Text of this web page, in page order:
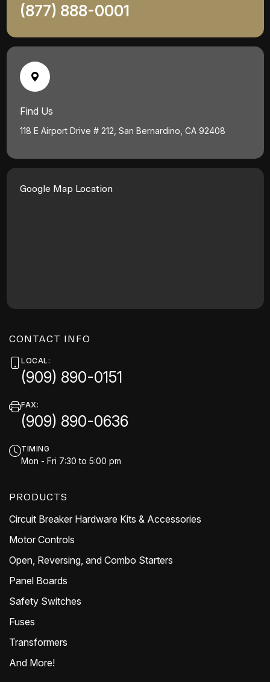
(877) 888-0001
Find Us
118 E Airport Drive # 212, San Bernardino, CA 92408
Google Map Location
CONTACT INFO
LOCAL:
(909) 890-0151
FAX:
(909) 890-0636
TIMING
Mon - Fri 7:30 to 5:00 pm
PRODUCTS
Circuit Breaker Hardware Kits & Accessories
Motor Controls
Open, Reversing, and Combo Starters
Panel Boards
Safety Switches
Fuses
Transformers
And More!